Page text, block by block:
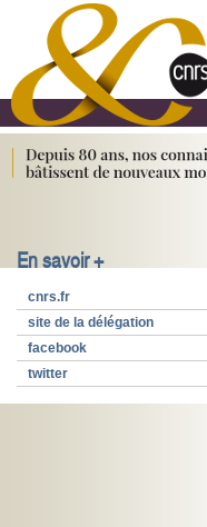
En savoir +
cnrs.fr
site de la délégation
facebook
twitter